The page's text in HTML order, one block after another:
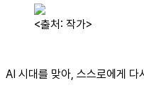
<출처: 작가>
AI 시대를 맞아, 스스로에게 다